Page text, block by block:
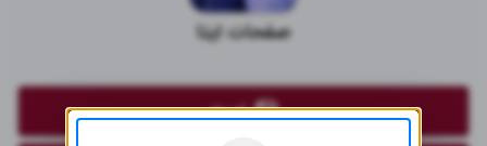
صفحات ایتا
نوریه